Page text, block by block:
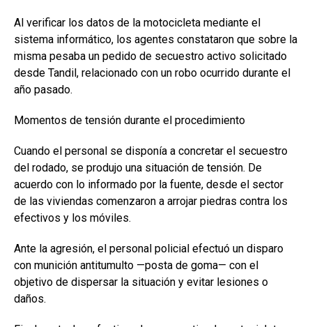
Al verificar los datos de la motocicleta mediante el
sistema informático, los agentes constataron que sobre la
misma pesaba un pedido de secuestro activo solicitado
desde Tandil, relacionado con un robo ocurrido durante el
año pasado.
Momentos de tensión durante el procedimiento
Cuando el personal se disponía a concretar el secuestro
del rodado, se produjo una situación de tensión. De
acuerdo con lo informado por la fuente, desde el sector
de las viviendas comenzaron a arrojar piedras contra los
efectivos y los móviles.
Ante la agresión, el personal policial efectuó un disparo
con munición antitumulto —posta de goma— con el
objetivo de dispersar la situación y evitar lesiones o
daños.